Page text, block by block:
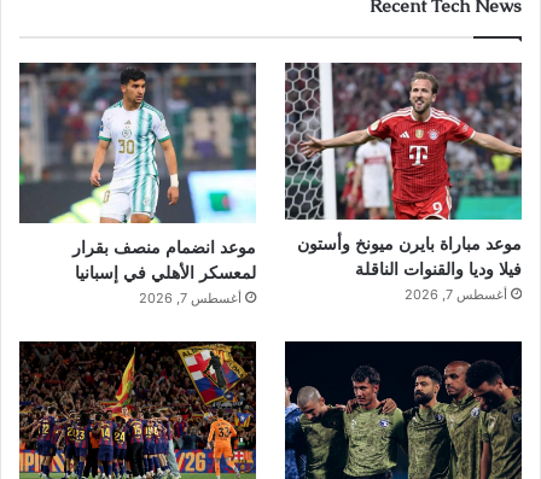
Recent Tech News
موعد مباراة بايرن ميونخ وأستون
فيلا وديا والقنوات الناقلة
أغسطس 7, 2026
موعد انضمام منصف بقرار
لمعسكر الأهلي في إسبانيا
أغسطس 7, 2026